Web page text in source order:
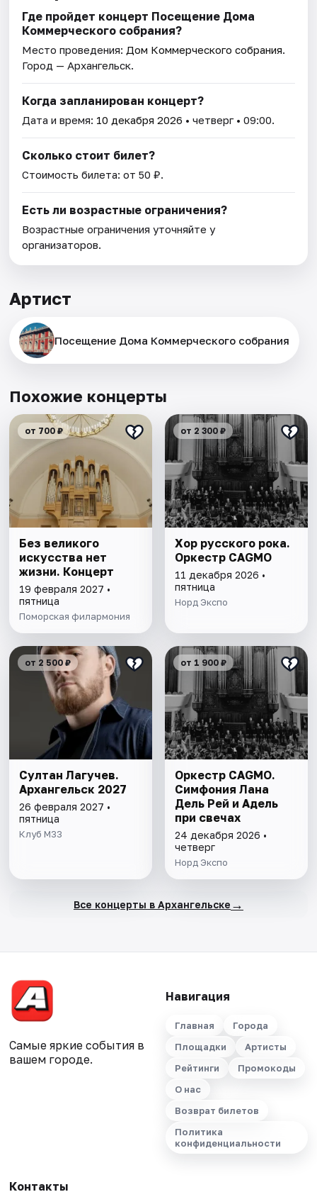
Где пройдет концерт Посещение Дома
Коммерческого собрания?
Место проведения: Дом Коммерческого собрания.
Город — Архангельск.
Когда запланирован концерт?
Дата и время: 10 декабря 2026 • четверг • 09:00.
Сколько стоит билет?
Стоимость билета: от 50 ₽.
Есть ли возрастные ограничения?
Возрастные ограничения уточняйте у
организаторов.
Артист
Посещение Дома Коммерческого собрания
Похожие концерты
от 700 ₽
Без великого
искусства нет
жизни. Концерт
19 февраля 2027 •
пятница
Поморская филармония
от 2 300 ₽
Хор русского рока.
Оркестр CAGMO
11 декабря 2026 •
пятница
Норд Экспо
от 2 500 ₽
Султан Лагучев.
Архангельск 2027
26 февраля 2027 •
пятница
Клуб М33
от 1 900 ₽
Оркестр CAGMO.
Симфония Лана
Дель Рей и Адель
при свечах
24 декабря 2026 •
четверг
Норд Экспо
Все концерты в Архангельске →
Самые яркие события в
вашем городе.
Навигация
Главная
Города
Площадки
Артисты
Рейтинги
Промокоды
О нас
Возврат билетов
Политика
конфиденциальности
Контакты